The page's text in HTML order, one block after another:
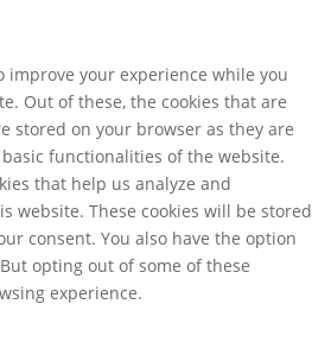
improve your experience while you
Out of these, the cookies that are
stored on your browser as they are
functionalities of the website.
that help us analyze and
website. These cookies will be stored
consent. You also have the option
opting out of some of these
experience.